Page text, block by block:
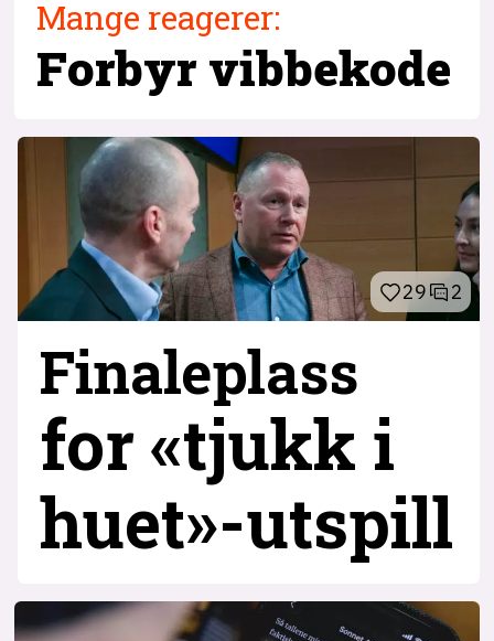
Mange reagerer:
Forbyr vibbekode
29 2
Finaleplass
for «tjukk i
huet»-utspill